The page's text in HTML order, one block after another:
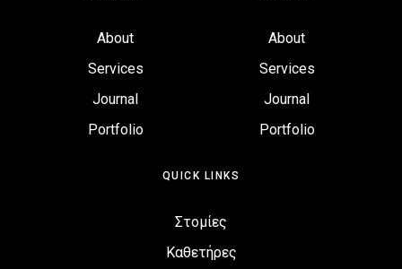
About
Services
Journal
Portfolio
About
Services
Journal
Portfolio
QUICK LINKS
Στομίες
Καθετήρες